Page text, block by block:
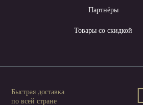
Партнёры
Товары со скидкой
Быстрая доставка
по всей стране